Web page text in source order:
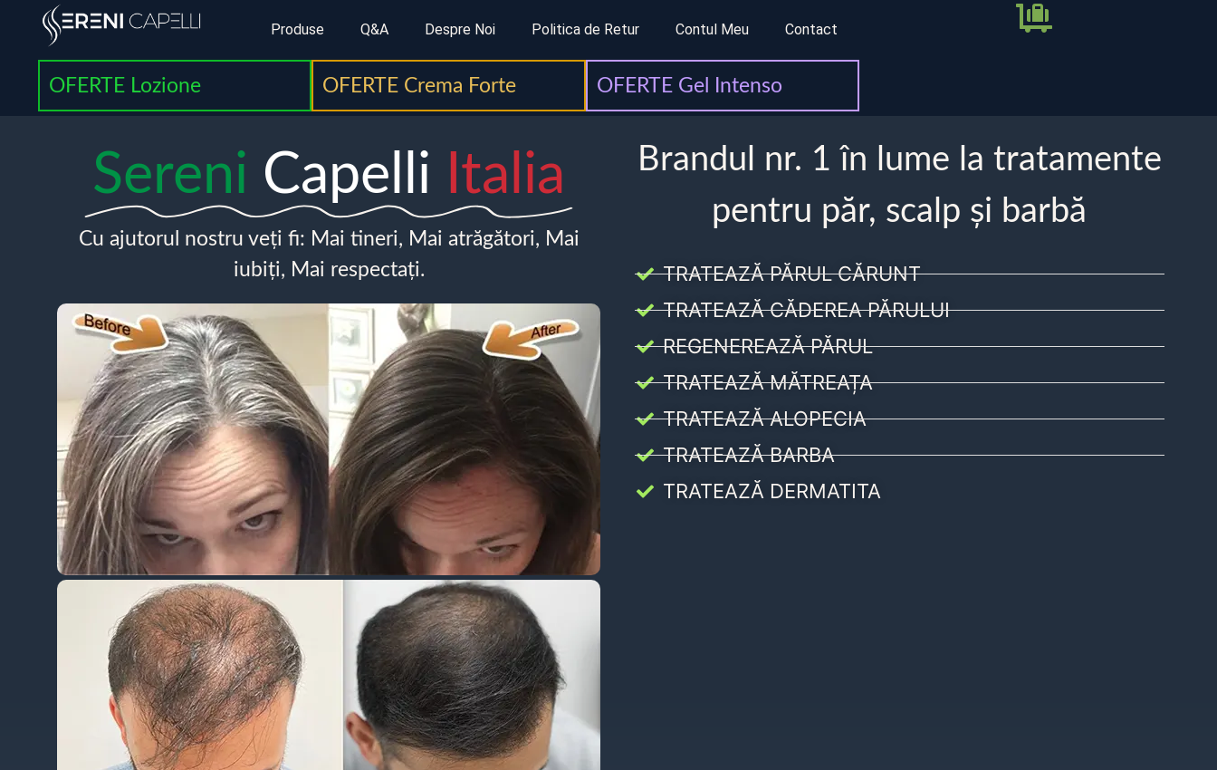
Produse Q&A Despre Noi Politica de Retur Contul Meu Contact
OFERTE Lozione OFERTE Crema Forte OFERTE Gel Intenso
Sereni Capelli Italia
Cu ajutorul nostru veți fi: Mai tineri, Mai atrăgători, Mai
iubiți, Mai respectați.
Brandul nr. 1 în lume la tratamente
pentru păr, scalp și barbă
TRATEAZĂ PĂRUL CĂRUNT
TRATEAZĂ CĂDEREA PĂRULUI
REGENEREAZĂ PĂRUL
TRATEAZĂ MĂTREAȚA
TRATEAZĂ ALOPECIA
TRATEAZĂ BARBA
TRATEAZĂ DERMATITA